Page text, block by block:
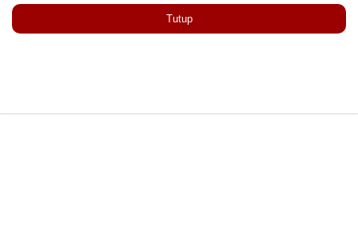
Tutup